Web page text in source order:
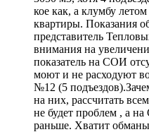
кое как, а клумбу
квартиры. Показания
представитель
внимания на
показатель на СОИ
моют и не расходуют
№12 (5
на них, рассчитать
не будет проблем , а
раньше. Хватит